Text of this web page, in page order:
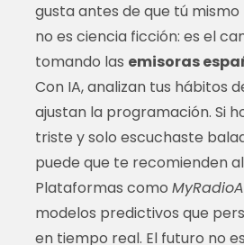
gusta antes de que tú mismo
no es ciencia ficción: es el
tomando las emisoras
Con IA, analizan tus hábitos
ajustan la programación. Si
triste y solo escuchaste
puede que te recomienden
Plataformas como
modelos predictivos que
en tiempo real. El futuro no